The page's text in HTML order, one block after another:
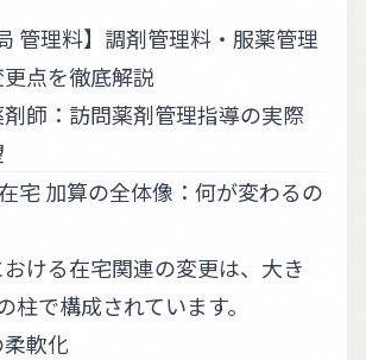
管理料】調剤管理料・服薬管理
点を徹底解説
師：訪問薬剤管理指導の実際
宅 加算の全体像：何が変わるの
ける在宅関連の変更は、大き
柱で構成されています。
軟化